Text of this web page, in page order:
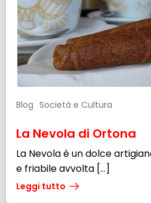
Blog Società e Cultura
La Nevola di Ortona
La Nevola è un dolce
e friabile avvolta […]
Leggi tutto